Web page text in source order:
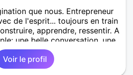
que nous. Entrepreneur
de l'esprit... toujours en train
apprendre, ressentir. A
une belle conversation, une
qui compte. Si tu es
ca peut mener. On se rencontre
? Un restau ?
Voir le profil